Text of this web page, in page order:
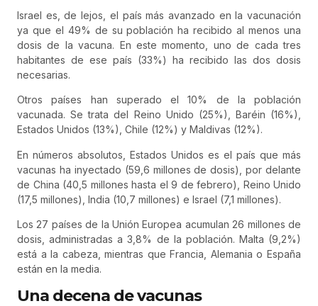
Israel es, de lejos, el país más avanzado en la vacunación
ya que el 49% de su población ha recibido al menos una
dosis de la vacuna. En este momento, uno de cada tres
habitantes de ese país (33%) ha recibido las dos dosis
necesarias.
Otros países han superado el 10% de la población
vacunada. Se trata del Reino Unido (25%), Baréin (16%),
Estados Unidos (13%), Chile (12%) y Maldivas (12%).
En números absolutos, Estados Unidos es el país que más
vacunas ha inyectado (59,6 millones de dosis), por delante
de China (40,5 millones hasta el 9 de febrero), Reino Unido
(17,5 millones), India (10,7 millones) e Israel (7,1 millones).
Los 27 países de la Unión Europea acumulan 26 millones de
dosis, administradas a 3,8% de la población. Malta (9,2%)
está a la cabeza, mientras que Francia, Alemania o España
están en la media.
Una decena de vacunas